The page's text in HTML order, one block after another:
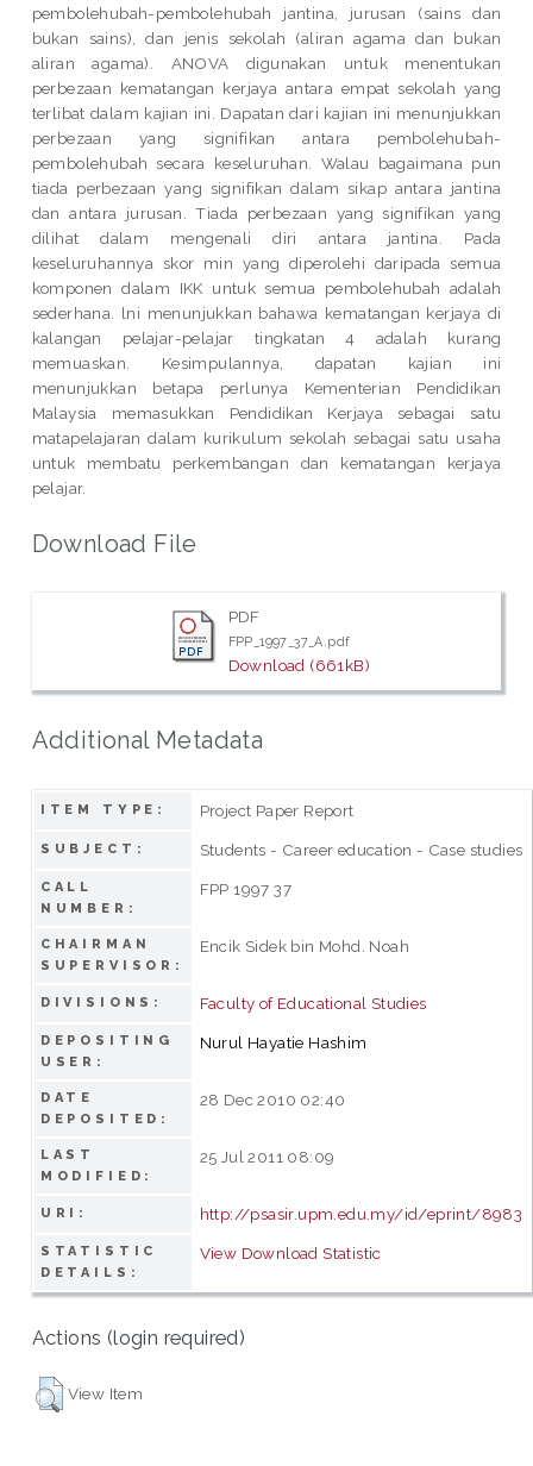
pembolehubah-pembolehubah jantina, jurusan (sains dan
bukan sains), dan jenis sekolah (aliran agama dan bukan
aliran agama). ANOVA digunakan untuk menentukan
perbezaan kematangan kerjaya antara empat sekolah yang
terlibat dalam kajian ini. Dapatan dari kajian ini menunjukkan
perbezaan yang signifikan antara pembolehubah-
pembolehubah secara keseluruhan. Walau bagaimana pun
tiada perbezaan yang signifikan dalam sikap antara jantina
dan antara jurusan. Tiada perbezaan yang signifikan yang
dilihat dalam mengenali diri antara jantina. Pada
keseluruhannya skor min yang diperolehi daripada semua
komponen dalam IKK untuk semua pembolehubah adalah
sederhana. lni menunjukkan bahawa kematangan kerjaya di
kalangan pelajar-pelajar tingkatan 4 adalah kurang
memuaskan. Kesimpulannya, dapatan kajian ini
menunjukkan betapa perlunya Kementerian Pendidikan
Malaysia memasukkan Pendidikan Kerjaya sebagai satu
matapelajaran dalam kurikulum sekolah sebagai satu usaha
untuk membatu perkembangan dan kematangan kerjaya
pelajar.
Download File
PDF
FPP_1997_37_A.pdf
Download (661kB)
Additional Metadata
ITEM TYPE: Project Paper Report
SUBJECT: Students - Career education - Case studies
CALL
NUMBER:
FPP 1997 37
CHAIRMAN
SUPERVISOR:
Encik Sidek bin Mohd. Noah
DIVISIONS: Faculty of Educational Studies
DEPOSITING
USER:
Nurul Hayatie Hashim
DATE
DEPOSITED:
28 Dec 2010 02:40
LAST
MODIFIED:
25 Jul 2011 08:09
URI: http://psasir.upm.edu.my/id/eprint/8983
STATISTIC
DETAILS:
View Download Statistic
Actions (login required)
View Item